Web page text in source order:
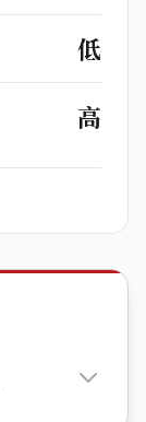
低
高